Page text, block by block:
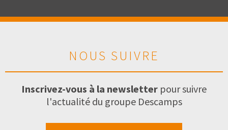
NOUS SUIVRE
Inscrivez-vous à la newsletter pour suivre
l'actualité du groupe Descamps